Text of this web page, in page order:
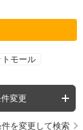
モール
変更
件を変更して検索